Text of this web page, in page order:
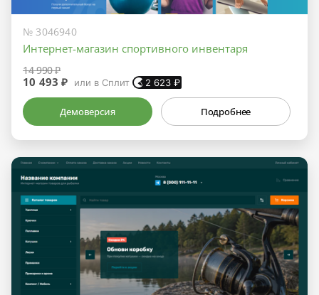
№ 3046940
Интернет-магазин спортивного инвентаря
14 990 ₽
10 493 ₽ или в Сплит 2 623₽
Демоверсия Подробнее